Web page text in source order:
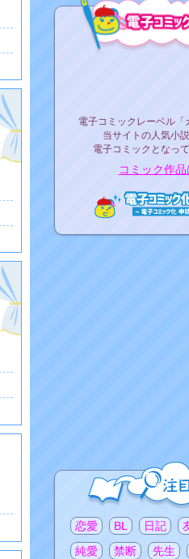
電子コミックレーベル「
当サイトの人気小
電子コミックとなっ
コミック作
注目のタグ
恋愛 BL 日記
純愛
禁断 先生